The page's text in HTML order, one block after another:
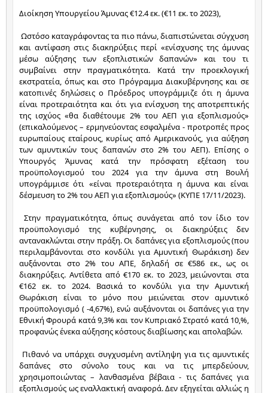
Διοίκηση Υπουργείου Άμυνας €12.4 εκ. (€11 εκ. το 2023),
Ωστόσο καταγράφοντας τα πιο πάνω, διαπιστώνεται σύγχυση
και αντίφαση στις διακηρύξεις περί «ενίσχυσης της άμυνας
μέσω αύξησης των εξοπλιστικών δαπανών» και του τι
συμβαίνει στην πραγματικότητα. Κατά την προεκλογική
εκστρατεία, όπως και στο Πρόγραμμα Διακυβέρνησης και σε
κατοπινές δηλώσεις ο Πρόεδρος υπογράμμιζε ότι η άμυνα
είναι προτεραιότητα και ότι για ενίσχυση της αποτρεπτικής
της ισχύος «θα διαθέτουμε 2% του ΑΕΠ για εξοπλισμούς»
(επικαλούμενος – ερμηνεύοντας εσφαλμένα - προτροπές προς
ευρωπαίους εταίρους, κυρίως από Αμερικανούς, για αύξηση
των αμυντικών τους δαπανών στο 2% του ΑΕΠ). Επίσης ο
Υπουργός Άμυνας κατά την πρόσφατη εξέταση του
προϋπολογισμού του 2024 για την άμυνα στη Βουλή
υπογράμμισε ότι «είναι προτεραιότητα η άμυνα και είναι
δέσμευση το 2% του ΑΕΠ για εξοπλισμούς» (ΚΥΠΕ 17/11/2023).
προϋπολογισμό της κυβέρνησης, οι διακηρύξεις δεν
αντανακλώνται στην πράξη. Οι δαπάνες για εξοπλισμούς (που
περιλαμβάνονται στο κονδύλι για Αμυντική Θωράκιση) δεν
αυξάνονται στο 2% του ΑΠΕ, δηλαδή σε €586 εκ., ως οι
διακηρύξεις. Αντίθετα από €170 εκ. το 2023, μειώνονται στα
€162 εκ. το 2024. Βασικά το κονδύλι για την Αμυντική
Θωράκιση είναι το μόνο που μειώνεται στον αμυντικό
προϋπολογισμό ( -4,67%), ενώ αυξάνονται οι δαπάνες για την
Εθνική Φρουρά κατά 9,3% και τον Κυπριακό Στρατό κατά 10,%,
προφανώς ένεκα αύξησης κόστους διαβίωσης και απολαβών.
δαπάνες στο σύνολο τους και να τις μπερδεύουν,
χρησιμοποιώντας – λανθασμένα βέβαια - τις δαπάνες για
εξοπλισμούς ως εναλλακτική αναφορά. Δεν εξηγείται αλλιώς η